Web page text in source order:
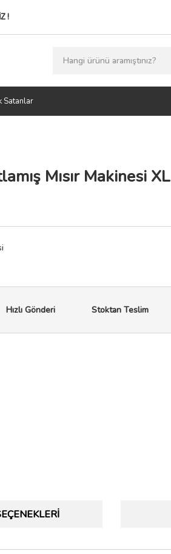
!
Satanlar
Mısır Makinesi XL
Hızlı Gönderi Stoktan Teslim